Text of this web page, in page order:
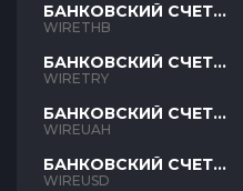
БАНКОВСКИЙ СЧЕТ
THB
WIRETHB
БАНКОВСКИЙ СЧЕТ
TRY
WIRETRY
БАНКОВСКИЙ СЧЕТ
UAH
WIREUAH
БАНКОВСКИЙ СЧЕТ
USD
WIREUSD